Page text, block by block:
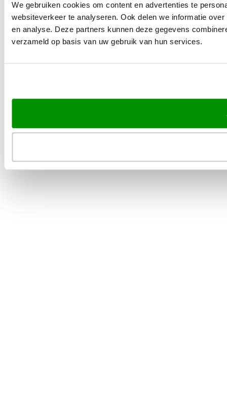
We gebruiken cookies om content en advertenties te
websiteverkeer te analyseren. Ook delen we informatie
en analyse. Deze partners kunnen deze gegevens
verzameld op basis van uw gebruik van hun services.